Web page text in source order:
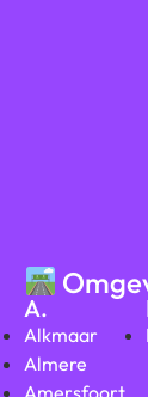
A.
Alkmaar
Almere
Amersfoort